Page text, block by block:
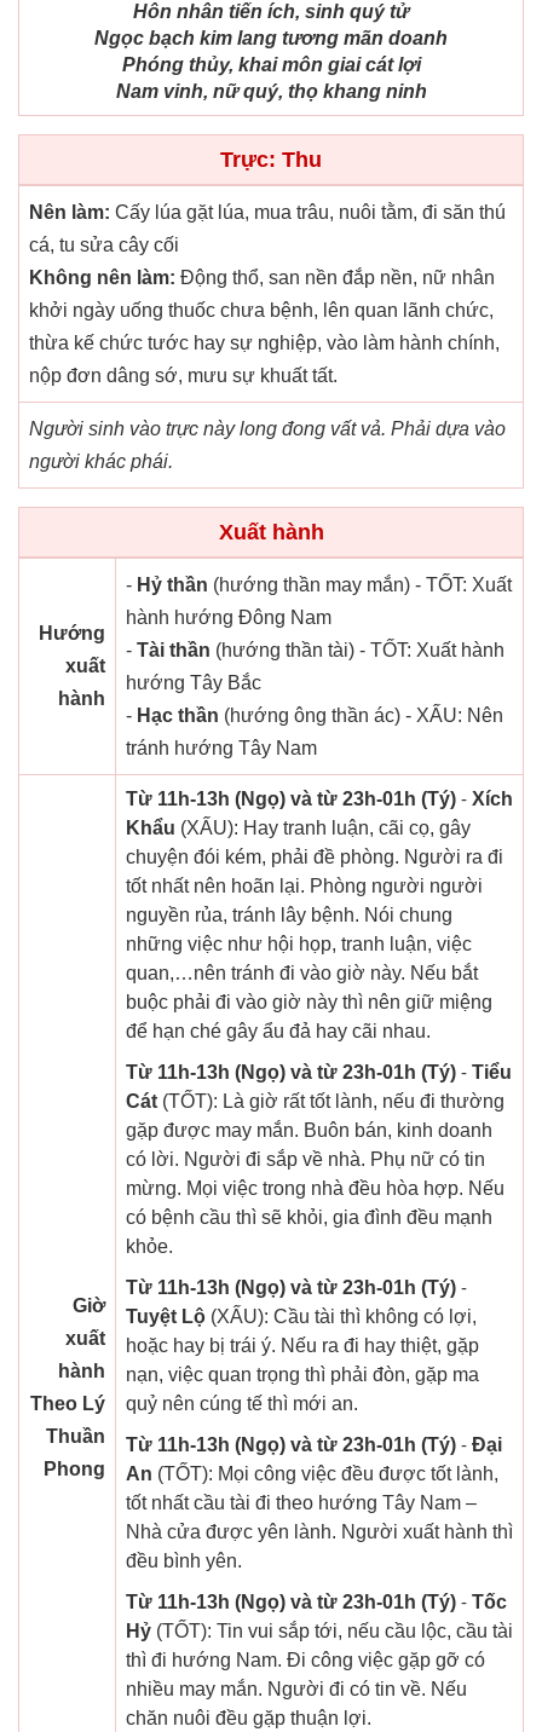
Hôn nhân tiến ích, sinh quý tử
Ngọc bạch kim lang tương mãn doanh
Phóng thủy, khai môn giai cát lợi
Nam vinh, nữ quý, thọ khang ninh
Trực: Thu
Nên làm: Cấy lúa gặt lúa, mua trâu, nuôi tằm, đi săn thú
cá, tu sửa cây cối
Không nên làm: Động thổ, san nền đắp nền, nữ nhân
khởi ngày uống thuốc chưa bệnh, lên quan lãnh chức,
thừa kế chức tước hay sự nghiệp, vào làm hành chính,
nộp đơn dâng sớ, mưu sự khuất tất.
Người sinh vào trực này long đong vất vả. Phải dựa vào
người khác phái.
Xuất hành
Hướng
xuất
hành
- Hỷ thần (hướng thần may mắn) - TỐT: Xuất
hành hướng Đông Nam
- Tài thần (hướng thần tài) - TỐT: Xuất hành
hướng Tây Bắc
- Hạc thần (hướng ông thần ác) - XẤU: Nên
tránh hướng Tây Nam
Giờ
xuất
hành
Theo Lý
Thuần
Phong
Từ 11h-13h (Ngọ) và từ 23h-01h (Tý) - Xích
Khẩu (XẤU): Hay tranh luận, cãi cọ, gây
chuyện đói kém, phải đề phòng. Người ra đi
tốt nhất nên hoãn lại. Phòng người người
nguyền rủa, tránh lây bệnh. Nói chung
những việc như hội họp, tranh luận, việc
quan,…nên tránh đi vào giờ này. Nếu bắt
buộc phải đi vào giờ này thì nên giữ miệng
để hạn ché gây ẩu đả hay cãi nhau.
Từ 11h-13h (Ngọ) và từ 23h-01h (Tý) - Tiểu
Cát (TỐT): Là giờ rất tốt lành, nếu đi thường
gặp được may mắn. Buôn bán, kinh doanh
có lời. Người đi sắp về nhà. Phụ nữ có tin
mừng. Mọi việc trong nhà đều hòa hợp. Nếu
có bệnh cầu thì sẽ khỏi, gia đình đều mạnh
khỏe.
Từ 11h-13h (Ngọ) và từ 23h-01h (Tý) -
Tuyệt Lộ (XẤU): Cầu tài thì không có lợi,
hoặc hay bị trái ý. Nếu ra đi hay thiệt, gặp
nạn, việc quan trọng thì phải đòn, gặp ma
quỷ nên cúng tế thì mới an.
Từ 11h-13h (Ngọ) và từ 23h-01h (Tý) - Đại
An (TỐT): Mọi công việc đều được tốt lành,
tốt nhất cầu tài đi theo hướng Tây Nam –
Nhà cửa được yên lành. Người xuất hành thì
đều bình yên.
Từ 11h-13h (Ngọ) và từ 23h-01h (Tý) - Tốc
Hỷ (TỐT): Tin vui sắp tới, nếu cầu lộc, cầu tài
thì đi hướng Nam. Đi công việc gặp gỡ có
nhiều may mắn. Người đi có tin về. Nếu
chăn nuôi đều gặp thuận lợi.